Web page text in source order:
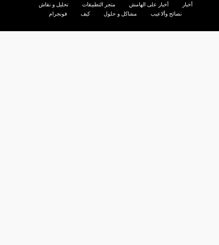
أخبار أخبار على الهامش متجر التطبيقات
تحليل و نقاش
نصائح وألاعيب
مشاكل و حلول كيف فونجرام